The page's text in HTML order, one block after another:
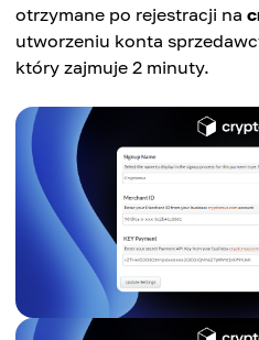
otrzymane po rejestracji na
utworzeniu konta
który zajmuje 2 minuty.